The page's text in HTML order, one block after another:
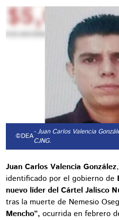
©DEA- Juan Carlos Valencia
CJNG.
Juan Carlos Valencia González
identificado por el gobierno de
nuevo líder del Cártel Jalisco
tras la muerte de Nemesio
Mencho”, ocurrida en febrero